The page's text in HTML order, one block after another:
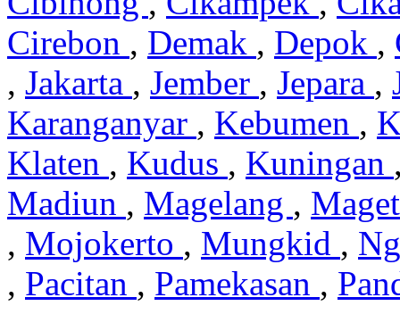
Cirebon , Demak , Depok ,
, Jakarta , Jember , Jepara ,
Karanganyar , Kebumen ,
Klaten , Kudus , Kuningan
Madiun , Magelang ,
, Mojokerto , Mungkid ,
, Pacitan , Pamekasan ,